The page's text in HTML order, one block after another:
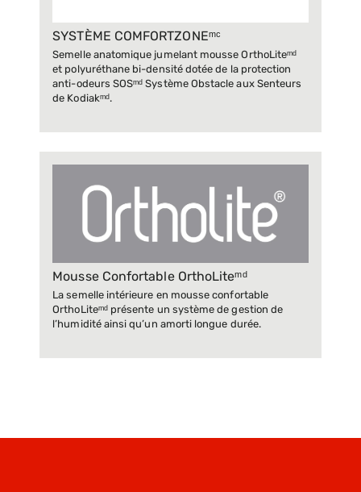
SYSTÈME COMFORTZONEᵐᶜ
Semelle anatomique jumelant mousse OrthoLiteᵐᵈ
et polyuréthane bi-densité dotée de la protection
anti-odeurs SOSᵐᵈ Système Obstacle aux Senteurs
de Kodiakᵐᵈ.
Mousse Confortable OrthoLiteᵐᵈ
La semelle intérieure en mousse confortable
OrthoLiteᵐᵈ présente un système de gestion de
l’humidité ainsi qu’un amorti longue durée.